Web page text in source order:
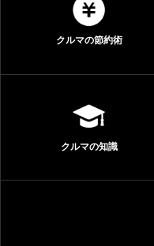
クルマの節約術
クルマの知識